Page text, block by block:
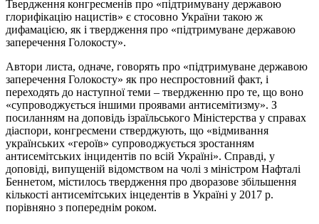
Твердження конгресменів про «підтримувану державою
глорифікацію нацистів» є стосовно України такою ж
дифамацією, як і твердження про «підтримуване державою
заперечення Голокосту».
Автори листа, одначе, говорять про «підтримуване державою
заперечення Голокосту» як про неспростовний факт, і
переходять до наступної теми – твердженню про те, що воно
«супроводжується іншими проявами антисемітизму». З
посиланням на доповідь ізраїльського Міністерства у справах
діаспори, конгресмени стверджують, що «відмивання
українських «героїв» супроводжується зростанням
антисемітських інцидентів по всій Україні». Справді, у
доповіді, випущеній відомством на чолі з міністром Нафталі
Беннетом, містилось твердження про дворазове збільшення
кількості антисемітських інцедентів в Україні у 2017 р.
порівняно з попереднім роком.